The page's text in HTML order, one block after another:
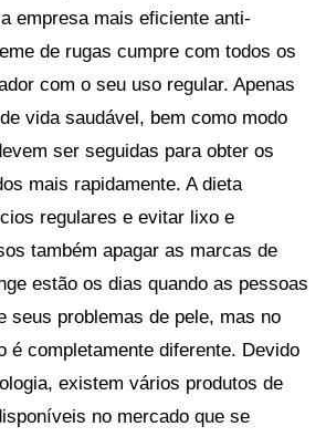
empresa mais eficiente anti-
de rugas cumpre com todos os
com o seu uso regular. Apenas
vida saudável, bem como modo
ser seguidas para obter os
mais rapidamente. A dieta
regulares e evitar lixo e
também apagar as marcas de
estão os dias quando as pessoas
seus problemas de pele, mas no
é completamente diferente. Devido
existem vários produtos de
no mercado que se